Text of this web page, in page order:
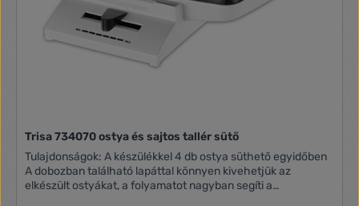
Trisa 734070 ostya és sajtos tallér sütő
Tulajdonságok: A készülékkel 4 db ostya süthető egyidőben
A dobozban található lapáttal könnyen kivehetjük az
elkészült ostyákat, a folyamatot nagyban segíti a